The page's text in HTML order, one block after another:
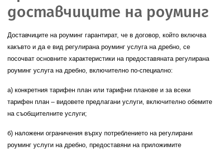
доставчиците на роуминг
Доставчиците на роуминг гарантират, че в договор, който включва
какъвто и да е вид регулирана роуминг услуга на дребно, се
посочват основните характеристики на предоставяната регулирана
роуминг услуга на дребно, включително по-специално:
а) конкретния тарифен план или тарифни планове и за всеки
тарифен план – видовете предлагани услуги, включително обемите
на съобщителните услуги;
б) наложени ограничения върху потреблението на регулирани
роуминг услуги на дребно, предоставяни на приложимите